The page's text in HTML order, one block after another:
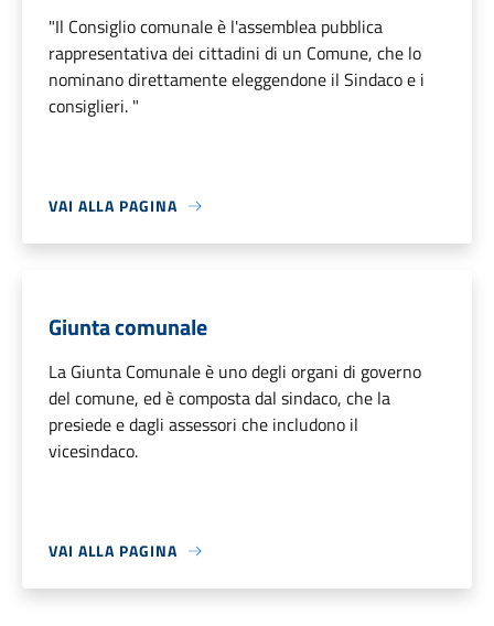
"Il Consiglio comunale è l'assemblea pubblica
rappresentativa dei cittadini di un Comune, che lo
nominano direttamente eleggendone il Sindaco e i
consiglieri. "
VAI ALLA PAGINA
Giunta comunale
La Giunta Comunale è uno degli organi di governo
del comune, ed è composta dal sindaco, che la
presiede e dagli assessori che includono il
vicesindaco.
VAI ALLA PAGINA